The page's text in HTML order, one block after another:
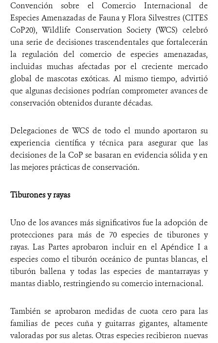
Convención sobre el Comercio Internacional de
Especies Amenazadas de Fauna y Flora Silvestres (CITES
CoP20), Wildlife Conservation Society (WCS) celebró
una serie de decisiones trascendentales que fortalecerán
la regulación del comercio de especies amenazadas,
incluidas muchas afectadas por el creciente mercado
global de mascotas exóticas. Al mismo tiempo, advirtió
que algunas decisiones podrían comprometer avances de
conservación obtenidos durante décadas.
Delegaciones de WCS de todo el mundo aportaron su
experiencia científica y técnica para asegurar que las
decisiones de la CoP se basaran en evidencia sólida y en
las mejores prácticas de conservación.
Tiburones y rayas
Uno de los avances más significativos fue la adopción de
protecciones para más de 70 especies de tiburones y
rayas. Las Partes aprobaron incluir en el Apéndice I a
especies como el tiburón oceánico de puntas blancas, el
tiburón ballena y todas las especies de mantarrayas y
mantas diablo, restringiendo su comercio internacional.
También se aprobaron medidas de cuota cero para las
familias de peces cuña y guitarras gigantes, altamente
valoradas por sus aletas. Otras especies recibieron nuevas